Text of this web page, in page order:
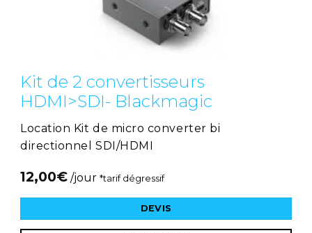
Kit de 2 convertisseurs
HDMI>SDI- Blackmagic
Location Kit de micro converter bi
directionnel SDI/HDMI
12,00€ /jour *tarif dégressif
DEVIS